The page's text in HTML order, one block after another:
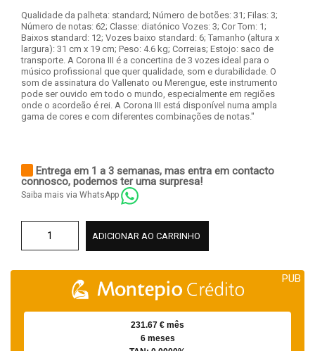
Qualidade da palheta: standard; Número de botões: 31; Filas: 3;
Número de notas: 62; Classe: diatónico Vozes: 3; Cor Tom: 1;
Baixos standard: 12; Vozes baixo standard: 6; Tamanho (altura x
largura): 31 cm x 19 cm; Peso: 4.6 kg; Correias; Estojo: saco de
transporte. A Corona III é a concertina de 3 vozes ideal para o
músico profissional que quer qualidade, som e durabilidade. O
som de assinatura do Vallenato ou Merengue, este instrumento
pode ser ouvido em todo o mundo, especialmente em regiões
onde o acordeão é rei. A Corona III está disponível numa ampla
gama de cores e com diferentes combinações de notas."
Entrega em 1 a 3 semanas, mas entra em contacto
connosco, podemos ter uma surpresa!
Saiba mais via WhatsApp
ADICIONAR AO CARRINHO
PUB
231.67 € mês
6 meses